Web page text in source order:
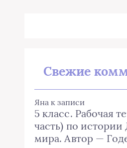
Свежие
Яна к записи
5 класс. Рабочая
часть) по истории
мира. Автор —